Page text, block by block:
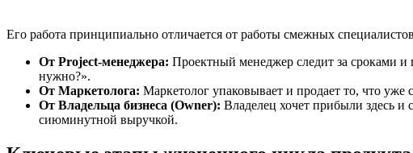
Его работа принципиально отличается от работы смежных
От Project-менеджера: Проектный менеджер следит за сроками
нужно?».
От Маркетолога: Маркетолог упаковывает и продает то, что уже
От Владельца бизнеса (Owner): Владелец хочет прибыли здесь и
сиюминутной выручкой.